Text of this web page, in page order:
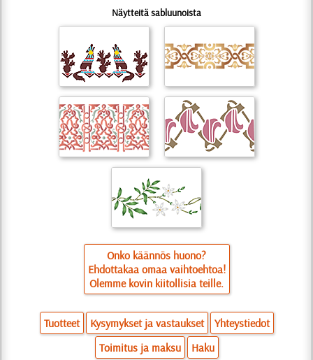
Näytteitä sabluunoista
Onko käännös huono?
Ehdottakaa omaa vaihtoehtoa!
Olemme kovin kiitollisia teille.
Tuotteet Kysymykset ja vastaukset
Yhteystiedot
Toimitus ja maksu
Haku